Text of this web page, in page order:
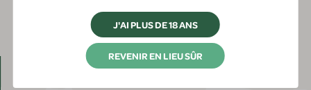
J'AI PLUS DE 18 ANS
REVENIR EN LIEU SÛR